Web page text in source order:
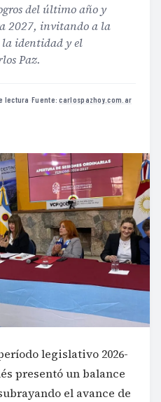
del último año y
2027, invitando a la
identidad y el
Paz.
lectura ·Fuente:carlospazhoy.com.ar
legislativo 2026-
presentó un balance
el avance de